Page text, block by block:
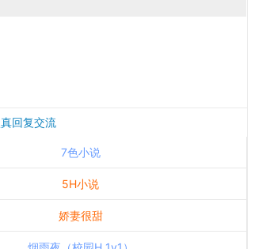
复交流
7色小说
5H小说
娇妻很甜